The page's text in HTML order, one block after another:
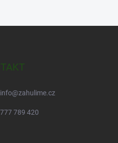
info@zahulime.cz
777 789 420